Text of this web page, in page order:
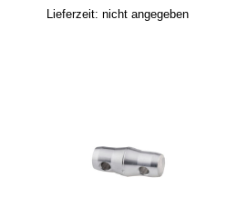
Lieferzeit: nicht angegeben